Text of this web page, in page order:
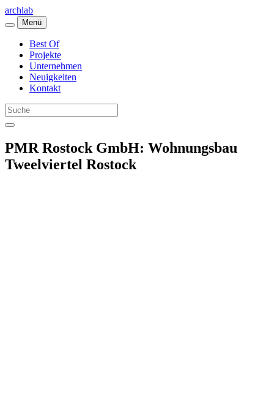
archlab
Menü
Best Of
Projekte
Unternehmen
Neuigkeiten
Kontakt
PMR Rostock GmbH: Wohnungsbau
Tweelviertel Rostock